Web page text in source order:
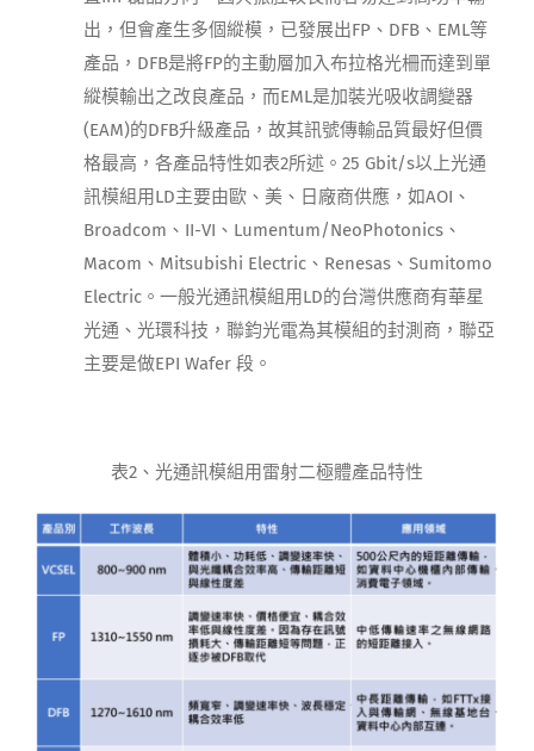
出，但會產生多個縱模，已發展出FP、DFB、EML等
產品，DFB是將FP的主動層加入布拉格光柵而達到單
縱模輸出之改良產品，而EML是加裝光吸收調變器
(EAM)的DFB升級產品，故其訊號傳輸品質最好但價
格最高，各產品特性如表2所述。25 Gbit/s以上光通
訊模組用LD主要由歐、美、日廠商供應，如AOI、
Broadcom、II-VI、Lumentum/NeoPhotonics、
Macom、Mitsubishi Electric、Renesas、Sumitomo
Electric。一般光通訊模組用LD的台灣供應商有華星
光通、光環科技，聯鈞光電為其模組的封測商，聯亞
主要是做EPI Wafer 段。
表2、光通訊模組用雷射二極體產品特性